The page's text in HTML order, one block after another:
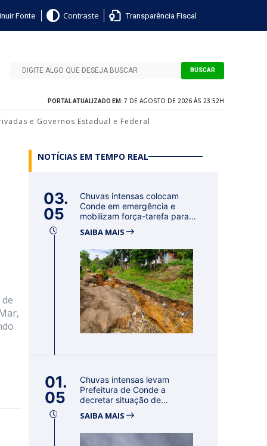
Fonte Contraste Transparência Fiscal
BUSCAR
PORTAL ATUALIZADO EM: 7 DE AGOSTO DE 2026 ÀS 23:52H
e Governos Estadual e Federal
NOTÍCIAS EM TEMPO REAL
03.
05
Chuvas intensas colocam
Conde em emergência e
mobilizam força-tarefa para
SAIBA MAIS
01.
05
Chuvas intensas levam
Prefeitura de Conde a
decretar situação de
SAIBA MAIS